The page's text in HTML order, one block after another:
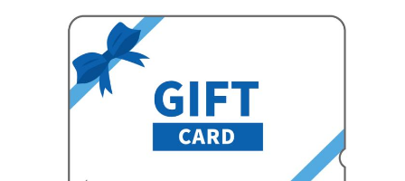
8,550
Wi-Fiあり（無料）